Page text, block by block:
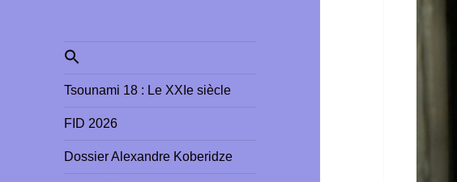
Search
for:
Tsounami 18 : Le XXIe siècle
FID 2026
Dossier Alexandre Koberidze